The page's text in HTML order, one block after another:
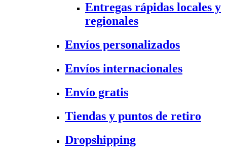
Entregas rápidas locales y
regionales
Envíos personalizados
Envíos internacionales
Envío gratis
Tiendas y puntos de retiro
Dropshipping